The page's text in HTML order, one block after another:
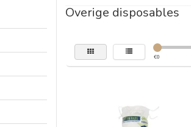
Overige disposables
€0